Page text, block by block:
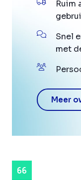
Ruim
Snel
met
Meer